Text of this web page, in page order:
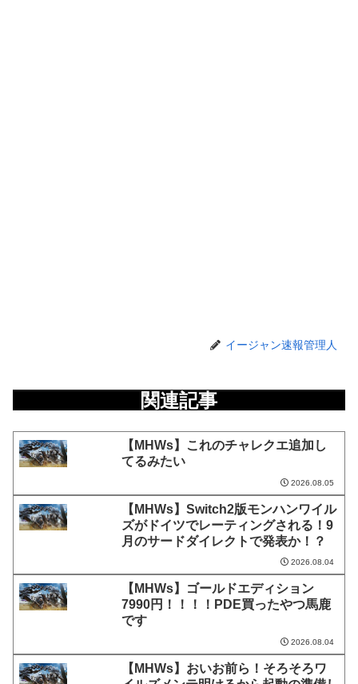
イージャン速報管理人
関連記事
【MHWs】これのチャレクエ追加し
てるみたい
2026.08.05
【MHWs】Switch2版モンハンワイル
ズがドイツでレーティングされる！9
月のサードダイレクトで発表か！？
2026.08.04
【MHWs】ゴールドエディション
7990円！！！！PDE買ったやつ馬鹿
です
2026.08.04
【MHWs】おいお前ら！そろそろワ